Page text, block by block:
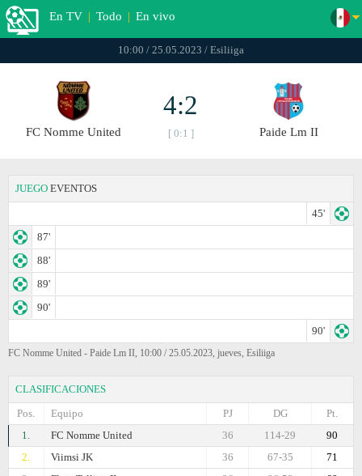
En TV | Todo | En vivo
10:00 / 25.05.2023 / Esiliiga
FC Nomme United
4:2
[ 0:1 ] Paide Lm II
JUEGO EVENTOS
45'
87'
88'
89'
90'
90'
FC Nomme United - Paide Lm II, 10:00 / 25.05.2023, jueves, Esiliiga
CLASIFICACIONES
Pos.
Equipo Pt.
DG
PJ
1.
FC Nomme United 90
114-29
36
2.
Viimsi JK 71
67-35
36